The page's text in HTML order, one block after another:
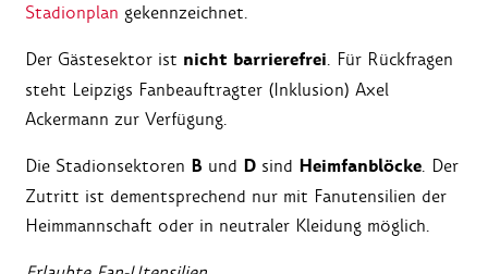
Stadionplan gekennzeichnet.
Der Gästesektor ist nicht barrierefrei. Für Rückfragen
steht Leipzigs Fanbeauftragter (Inklusion) Axel
Ackermann zur Verfügung.
Die Stadionsektoren B und D sind Heimfanblöcke. Der
Zutritt ist dementsprechend nur mit Fanutensilien der
Heimmannschaft oder in neutraler Kleidung möglich.